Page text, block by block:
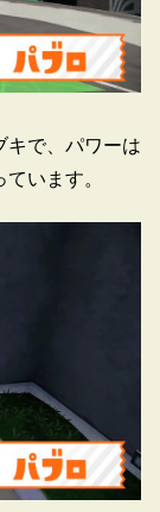
で、パワーは
います。